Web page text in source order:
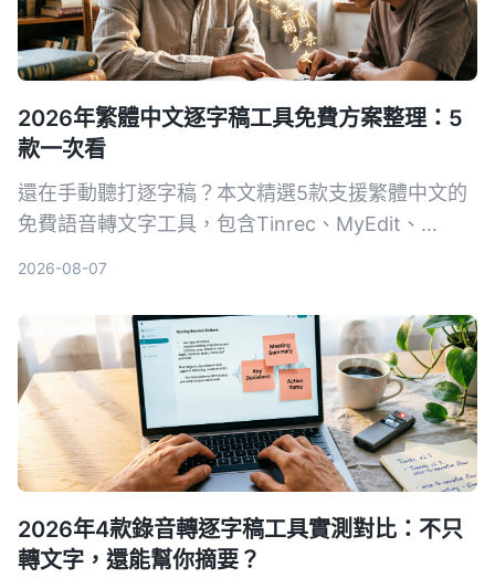
2026年繁體中文逐字稿工具免費方案整理：5
款一次看
還在手動聽打逐字稿？本文精選5款支援繁體中文的
免費語音轉文字工具，包含Tinrec、MyEdit、
2026-08-07
2026年4款錄音轉逐字稿工具實測對比：不只
轉文字，還能幫你摘要？